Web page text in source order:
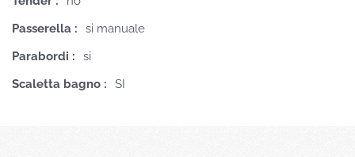
Passerella :
si manuale
Parabordi :
si
Scaletta bagno :
SI